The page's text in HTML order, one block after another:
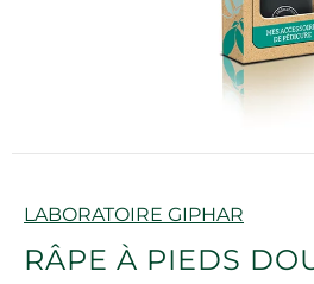
Marque
LABORATOIRE GIPHAR
RÂPE À PIEDS